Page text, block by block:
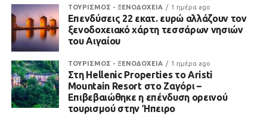
ΤΟΥΡΙΣΜΟΣ - ΞΕΝΟΔΟΧΕΙΑ 1 ημέρα ago
Επενδύσεις 22 εκατ. ευρώ αλλάζουν τον
ξενοδοχειακό χάρτη τεσσάρων νησιών
του Αιγαίου
ΤΟΥΡΙΣΜΟΣ - ΞΕΝΟΔΟΧΕΙΑ 1 ημέρα ago
Στη Hellenic Properties το Aristi
Mountain Resort στο Ζαγόρι –
Επιβεβαιώθηκε η επένδυση ορεινού
τουρισμού στην Ήπειρο